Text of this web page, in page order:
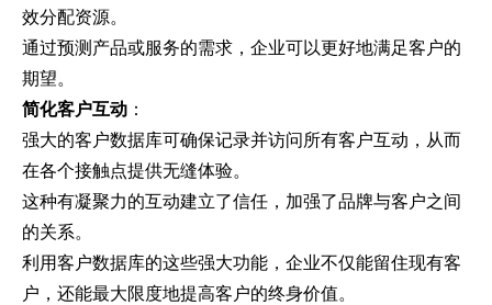
效分配资源。
通过预测产品或服务的需求，企业可以更好地满足客户的
期望。
简化客户互动 ：
强大的客户数据库可确保记录并访问所有客户互动，从而
在各个接触点提供无缝体验。
这种有凝聚力的互动建立了信任，加强了品牌与客户之间
的关系。
利用客户数据库的这些强大功能，企业不仅能留住现有客
户，还能最大限度地提高客户的终身价值。